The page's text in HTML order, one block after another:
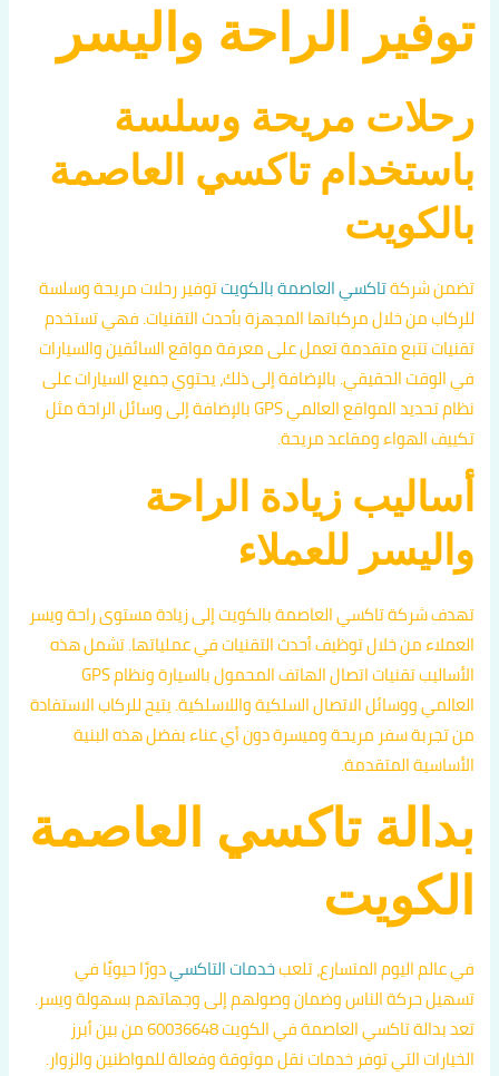
توفير الراحة واليسر
رحلات مريحة وسلسة
باستخدام تاكسي العاصمة
بالكويت
تضمن شركةتاكسي العاصمة بالكويتتوفير رحلات مريحة وسلسة
للركاب من خلال مركباتها المجهزة بأحدث التقنيات. فهي تستخدم
تقنيات تتبع متقدمة تعمل على معرفة مواقع السائقين والسيارات
في الوقت الحقيقي. بالإضافة إلى ذلك، يحتوي جميع السيارات على
نظام تحديد المواقع العالمي GPS بالإضافة إلى وسائل الراحة مثل
تكييف الهواء ومقاعد مريحة.
أساليب زيادة الراحة
واليسر للعملاء
تهدف شركة تاكسي العاصمة بالكويت إلى زيادة مستوى راحة ويسر
العملاء من خلال توظيف أحدث التقنيات في عملياتها. تشمل هذه
الأساليب تقنيات اتصال الهاتف المحمول بالسيارة ونظام GPS
العالمي ووسائل الاتصال السلكية واللاسلكية. يتيح للركاب الاستفادة
من تجربة سفر مريحة وميسرة دون أي عناء بفضل هذه البنية
الأساسية المتقدمة.
بدالة تاكسي العاصمة
الكويت
في عالم اليوم المتسارع، تلعبخدمات التاكسيدورًا حيويًا في
تسهيل حركة الناس وضمان وصولهم إلى وجهاتهم بسهولة ويسر.
تعد بدالة تاكسي العاصمة في الكويت 60036648 من بين أبرز
الخيارات التي توفر خدمات نقل موثوقة وفعالة للمواطنين والزوار.